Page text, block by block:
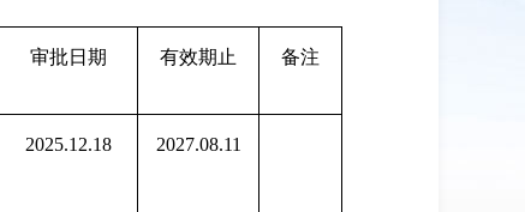
审批日期 有效期止 备注
2025.12.18 2027.08.11